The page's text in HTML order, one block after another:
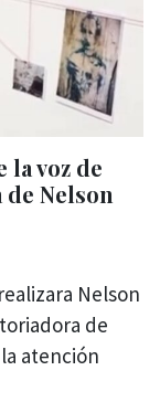
la voz de
Nelson
Nelson
de
atención